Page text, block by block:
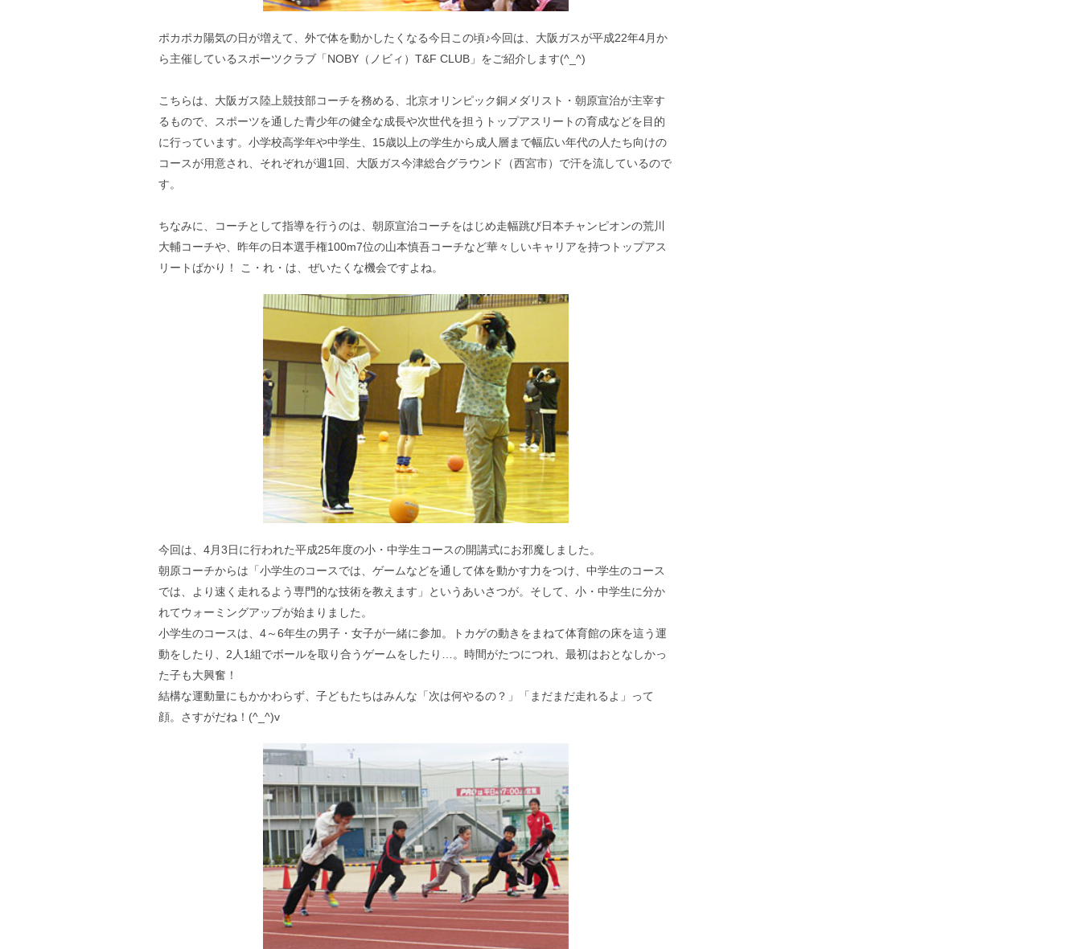
ポカポカ陽気の日が増えて、外で体を動かしたくなる今日この頃♪今回は、大阪ガスが平成22年4月か
ら主催しているスポーツクラブ「NOBY（ノビィ）T&F CLUB」をご紹介します(^_^)
こちらは、大阪ガス陸上競技部コーチを務める、北京オリンピック銅メダリスト・朝原宣治が主宰す
るもので、スポーツを通した青少年の健全な成長や次世代を担うトップアスリートの育成などを目的
に行っています。小学校高学年や中学生、15歳以上の学生から成人層まで幅広い年代の人たち向けの
コースが用意され、それぞれが週1回、大阪ガス今津総合グラウンド（西宮市）で汗を流しているので
す。
ちなみに、コーチとして指導を行うのは、朝原宣治コーチをはじめ走幅跳び日本チャンピオンの荒川
大輔コーチや、昨年の日本選手権100m7位の山本慎吾コーチなど華々しいキャリアを持つトップアス
リートばかり！ こ・れ・は、ぜいたくな機会ですよね。
今回は、4月3日に行われた平成25年度の小・中学生コースの開講式にお邪魔しました。
朝原コーチからは「小学生のコースでは、ゲームなどを通して体を動かす力をつけ、中学生のコース
では、より速く走れるよう専門的な技術を教えます」というあいさつが。そして、小・中学生に分か
れてウォーミングアップが始まりました。
小学生のコースは、4～6年生の男子・女子が一緒に参加。トカゲの動きをまねて体育館の床を這う運
動をしたり、2人1組でボールを取り合うゲームをしたり…。時間がたつにつれ、最初はおとなしかっ
た子も大興奮！
結構な運動量にもかかわらず、子どもたちはみんな「次は何やるの？」「まだまだ走れるよ」って
顔。さすがだね！(^_^)v